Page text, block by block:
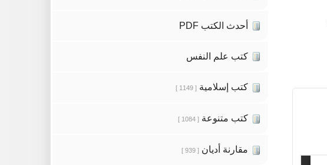
أحدث الكتب PDF
كتب علم النفس
كتب إسلامية [ 1149 ]
كتب متنوعة [ 1084 ]
مقارنة أديان [ 939 ]